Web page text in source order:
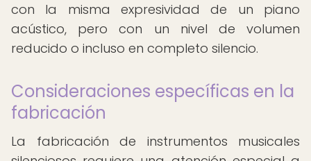
con la misma expresividad de un piano
acústico, pero con un nivel de volumen
reducido o incluso en completo silencio.
Consideraciones específicas en la
fabricación
La fabricación de instrumentos musicales